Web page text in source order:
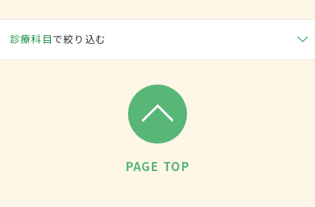
診療科目で絞り込む
PAGE TOP